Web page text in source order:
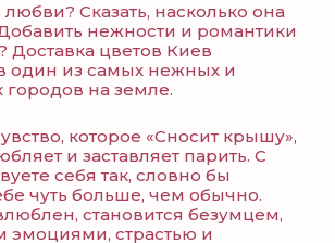
Сказать, насколько она
нежности и романтики
Доставка цветов Киев
один из самых нежных и
на земле.
которое «Сносит крышу»,
и заставляет парить. С
себя так, словно бы
чуть больше, чем обычно.
становится безумцем,
эмоциями, страстью и